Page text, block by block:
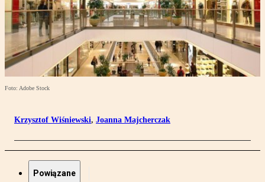
Foto: Adobe Stock
Krzysztof Wiśniewski, Joanna Majcherczak
Powiązane